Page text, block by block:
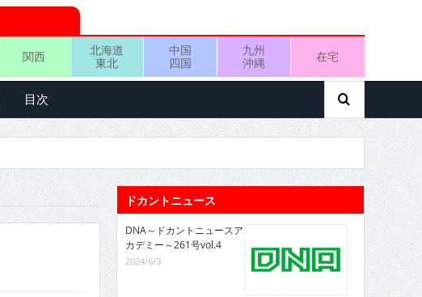
関西
北海道
東北
中国
四国
九州
沖縄
在宅
目次
ドカントニュース
DNA～ドカントニュースア
カデミー～261号vol.4
2024/6/3